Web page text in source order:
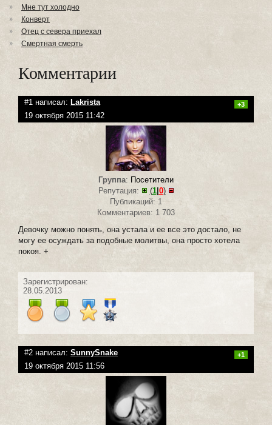
Мне тут холодно
Конверт
Отец с севера приехал
Смертная смерть
Комментарии
#1 написал: Lakrista +3
19 октября 2015 11:42
Группа: Посетители
Репутация:
(1| 0)
Публикаций: 1
Комментариев: 1 703
Девочку можно понять, она устала и ее все это достало, не
могу ее осуждать за подобные молитвы, она просто хотела
покоя. +
Зарегистрирован:
28.05.2013
#2 написал: SunnySnake +1
19 октября 2015 11:56